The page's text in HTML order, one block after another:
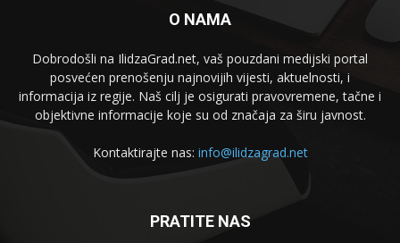
O NAMA
Dobrodošli na IlidzaGrad.net, vaš pouzdani medijski portal
posvećen prenošenju najnovijih vijesti, aktuelnosti, i
informacija iz regije. Naš cilj je osigurati pravovremene, tačne i
objektivne informacije koje su od značaja za širu javnost.
Kontaktirajte nas: info@ilidzagrad.net
PRATITE NAS